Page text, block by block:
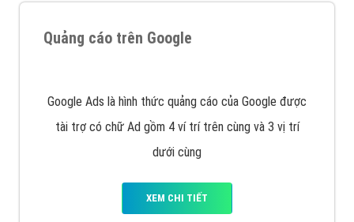
Quảng cáo trên Google
Google Ads là hình thức quảng cáo của Google được
tài trợ có chữ Ad gồm 4 ví trí trên cùng và 3 vị trí
dưới cùng
XEM CHI TIẾT